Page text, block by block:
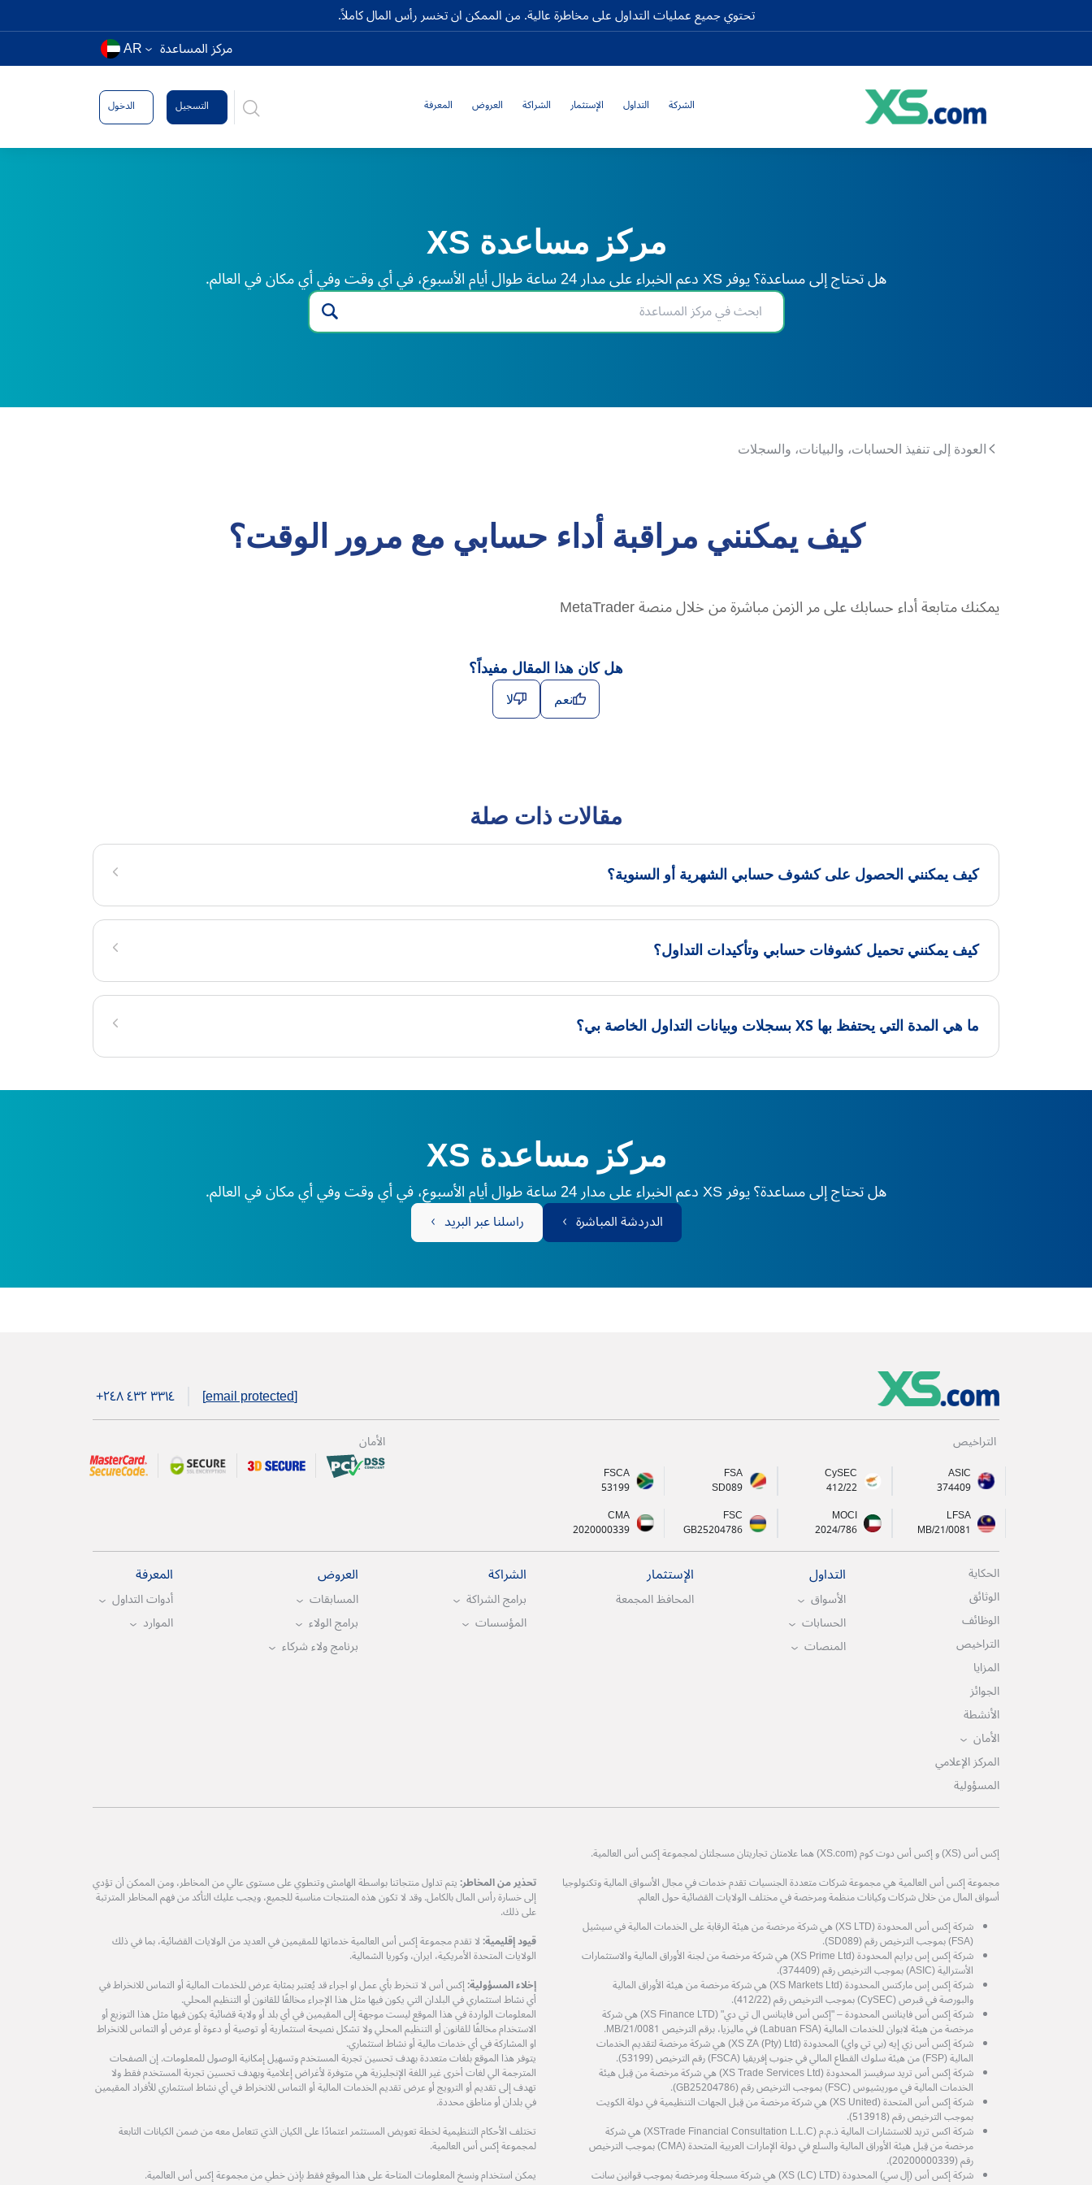
تحتوي جميع عمليات التداول على مخاطرة عالية. من الممكن ان تخسر رأس المال كاملاً.
مركز المساعدة AR
الشركة التداول الإستثمار الشراكة العروض المعرفة التسجيل الدخول
مركز مساعدة XS
هل تحتاج إلى مساعدة؟ يوفر XS دعم الخبراء على مدار 24 ساعة طوال أيام الأسبوع، في أي وقت وفي أي مكان في العالم.
العودة إلى تنفيذ الحسابات، والبيانات، والسجلات
كيف يمكنني مراقبة أداء حسابي مع مرور الوقت؟
يمكنك متابعة أداء حسابك على مر الزمن مباشرة من خلال منصة MetaTrader
هل كان هذا المقال مفيداً؟
نعم لا
مقالات ذات صلة
كيف يمكنني الحصول على كشوف حسابي الشهرية أو السنوية؟
كيف يمكنني تحميل كشوفات حسابي وتأكيدات التداول؟
ما هي المدة التي يحتفظ بها XS بسجلات وبيانات التداول الخاصة بي؟
مركز مساعدة XS
هل تحتاج إلى مساعدة؟ يوفر XS دعم الخبراء على مدار 24 ساعة طوال أيام الأسبوع، في أي وقت وفي أي مكان في العالم.
الدردشة المباشرة راسلنا عبر البريد
[email protected] +۲٤۸ ٤۳۲ ۳۳۱٤
التراخيص
ASIC
374409
CySEC
412/22
FSA
SD089
FSCA
53199
LFSA
MB/21/0081
MOCI
2024/786
FSC
GB25204786
CMA
2020000339
الأمان
الحكاية
الوثائق
الوظائف
التراخيص
المزايا
الجوائز
الأنشطة
الأمان
المركز الإعلامي
المسؤولية
التداول
الأسواق
الحسابات
المنصات
الإستثمار
المحافظ المجمعة
الشراكة
برامج الشراكة
المؤسسات
العروض
المسابقات
برامج الولاء
برنامج ولاء شركاء
المعرفة
أدوات التداول
الموارد
إكس أس (XS) و إكس أس دوت كوم (XS.com) هما علامتان تجاريتان مسجلتان لمجموعة إكس أس العالمية.
مجموعة إكس أس العالمية هي مجموعة شركات متعددة الجنسيات تقدم خدمات في مجال الأسواق المالية وتكنولوجيا
أسواق المال من خلال شركات وكيانات منظمة ومرخصة في مختلف الولايات القضائية حول العالم.
شركة إكس أس المحدودة (XS LTD) هي شركة مرخصة من هيئة الرقابة على الخدمات المالية في سيشيل
(FSA) بموجب الترخيص رقم (SD089).
شركة إكس إس برايم المحدودة (XS Prime Ltd) هي شركة مرخصة من لجنة الأوراق المالية والاستثمارات
الأسترالية (ASIC) بموجب الترخيص رقم (374409).
شركة إكس إس ماركتس المحدودة (XS Markets Ltd) هي شركة مرخصة من هيئة الأوراق المالية
والبورصة في قبرص (CySEC) بموجب الترخيص رقم (412/22).
شركة إكس أس فاينانس المحدودة – "إكس أس فاينانس ال تي دي" (XS Finance LTD) هي شركة
مرخصة من هيئة لابوان للخدمات المالية (Labuan FSA) في ماليزيا، برقم الترخيص MB/21/0081.
شركة إكس أس زي إيه (بي تي واي) المحدودة (XS ZA (Pty) Ltd) هي شركة مرخصة لتقديم الخدمات
المالية (FSP) من هيئة سلوك القطاع المالي في جنوب إفريقيا (FSCA) رقم الترخيص (53199).
شركة إكس أس تريد سرفيسز المحدودة (XS Trade Services Ltd) هي شركة مرخصة من قِبل هيئة
الخدمات المالية في موريشيوس (FSC) بموجب الترخيص رقم (GB25204786).
شركة إكس أس المتحدة (XS United) هي شركة مرخصة من قِبل الجهات التنظيمية في دولة الكويت
بموجب الترخيص رقم (513918).
شركة اكس تريد للاستشارات المالية ذ.م.م (XSTrade Financial Consultation L.L.C) هي شركة
مرخصة من قِبل هيئة الأوراق المالية والسلع في دولة الإمارات العربية المتحدة (CMA) بموجب الترخيص
رقم (20200000339).
شركة إكس أس (إل سي) المحدودة (XS (LC) LTD) هي شركة مسجلة ومرخصة بموجب قوانين سانت
تحذير من المخاطر: يتم تداول منتجاتنا بواسطة الهامش وتنطوي على مستوى عالي من المخاطر، ومن الممكن أن تؤدي
إلى خسارة رأس المال بالكامل. وقد لا تكون هذه المنتجات مناسبة للجميع، ويجب عليك التأكد من فهم المخاطر المترتبة
على ذلك.
قيود إقليمية: لا تقدم مجموعة إكس أس العالمية خدماتها للمقيمين في العديد من الولايات القضائية، بما في ذلك
الولايات المتحدة الأمريكية، ايران، وكوريا الشمالية.
إخلاء المسؤولية:إكس أس لا تنخرط بأي عمل او اجراء قد يُعتبر بمثابة عرض للخدمات المالية أو التماس للانخراط في
أي نشاط استثماري في البلدان التي يكون فيها مثل هذا الإجراء مخالفًا للقانون أو التنظيم المحلي.
المعلومات الواردة في هذا الموقع ليست موجهة إلى المقيمين في أي بلد أو ولاية قضائية يكون فيها مثل هذا التوزيع أو
الاستخدام مخالفًا للقانون أو التنظيم المحلي ولا تشكل نصيحة استثمارية أو توصية أو دعوة أو عرض أو التماس للانخراط
او المشاركة في أي خدمات مالية أو نشاط استثماري.
يتوفر هذا الموقع بلغات متعددة بهدف تحسين تجربة المستخدم وتسهيل إمكانية الوصول للمعلومات. إن الصفحات
المترجمة الي لغات أخرى غير اللغة الإنجليزية هي متوفرة لأغراض إعلامية وبهدف تحسين تجربة المستخدم فقط ولا
تهدف إلى تقديم أو الترويج أو عرض تقديم الخدمات المالية أو التماس للانخراط في أي نشاط استثماري للأفراد المقيمين
في بلدان أو مناطق محددة.
تختلف الأحكام التنظيمية لخطة تعويض المستثمر اعتمادًا على الكيان الذي تتعامل معه من ضمن الكيانات التابعة
لمجموعة إكس أس العالمية.
يمكن استخدام ونسخ المعلومات المتاحة على هذا الموقع فقط بإذن خطي من مجموعة إكس أس العالمية.